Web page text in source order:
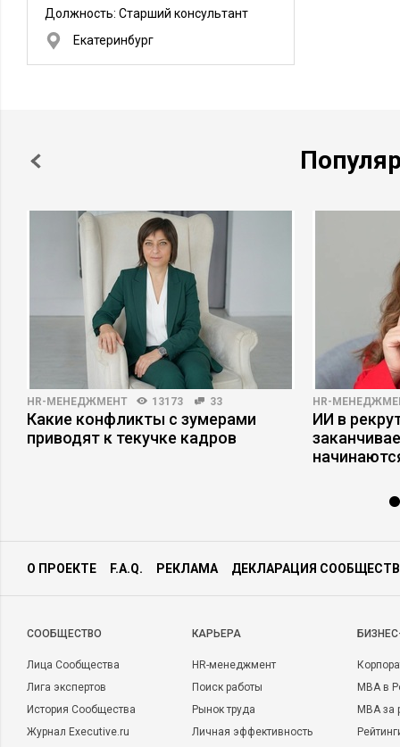
Должность: Старший консультант
Екатеринбург
HR-МЕНЕДЖМЕНТ 13173 33
Какие конфликты с зумерами
приводят к текучке кадров
HR-
ИИ в
О ПРОЕКТЕ F.A.Q. РЕКЛАМА ДЕКЛАРАЦИЯ
CООБЩЕСТВО
Лица Сообщества
Лига экспертов
История Сообщества
Журнал Executive.ru
КАРЬЕРА
HR-менеджмент
Поиск работы
Рынок труда
Личная эффективность
MBA в
MBA